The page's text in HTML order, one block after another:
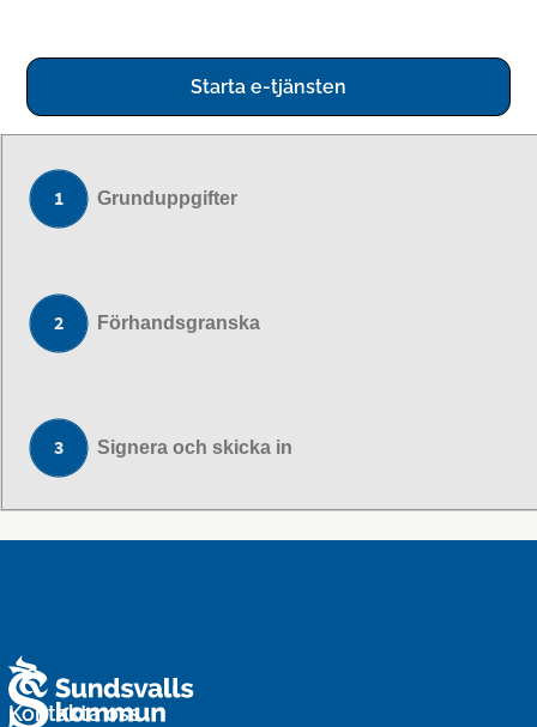
Starta e-tjänsten
Grunduppgifter
Förhandsgranska
Signera och skicka in
Kontakta oss